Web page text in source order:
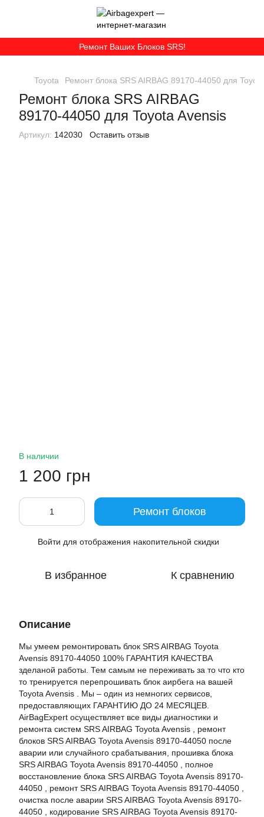
Ремонт Ваших Блоков SRS!
Toyota Ремонт блока SRS AIRBAG 89170-44050 для
Ремонт блока SRS AIRBAG
89170-44050 для Toyota Avensis
Артикул: 142030 Оставить отзыв
В наличии
1 200 грн
Ремонт блоков
Войти для отображения накопительной скидки
В избранное К сравнению
Описание
Мы умеем ремонтировать блок SRS AIRBAG Toyota
Avensis 89170-44050 100% ГАРАНТИЯ КАЧЕСТВА
зделаной работы. Тем самым не переживать за то что кто
то тренируется перепрошивать блок аирбега на вашей
Toyota Avensis . Мы – один из немногих сервисов,
предоставляющих ГАРАНТИЮ ДО 24 МЕСЯЦЕВ.
AirBagExpert осуществляет все виды диагностики и
ремонта систем SRS AIRBAG Toyota Avensis , ремонт
блоков SRS AIRBAG Toyota Avensis 89170-44050 после
аварии или случайного срабатывания, прошивка блока
SRS AIRBAG Toyota Avensis 89170-44050 , полное
восстановление блока SRS AIRBAG Toyota Avensis 89170-
44050 , ремонт SRS AIRBAG Toyota Avensis 89170-44050 ,
очистка после аварии SRS AIRBAG Toyota Avensis 89170-
44050 , кодирование SRS AIRBAG Toyota Avensis 89170-